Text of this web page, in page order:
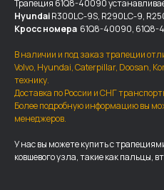
Трапеция 61Q8-40090
HyundaiR300LC-9S, R290LC-9,
Кросс номера 61Q8-40090, 61Q8-
В наличии и под заказ трапеции
Volvo, Hyundai, Caterpillar, Doosan,
технику.
Доставка по России и СНГ
Более подробную информацию вы
менеджеров.
У нас вы можете купить с
ковшевого узла, такие как пальцы,
ДОСТАВКА И ОПЛАТА